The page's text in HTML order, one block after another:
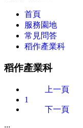
首頁
服務園地
常見問答
稻作產業科
稻作產業科
上一頁
1
下一頁